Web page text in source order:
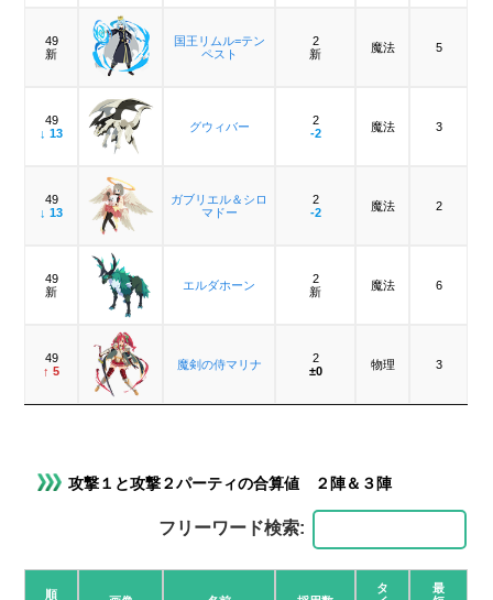
49
新
国王リムル=テン
ペスト
2
新
魔法 5
49
↓ 13
グウィバー
2
-2
魔法 3
49
↓ 13
ガブリエル＆シロ
マドー
2
-2
魔法 2
49
新
エルダホーン
2
新
魔法 6
49
↑ 5
魔剣の侍マリナ
2
±0
物理 3
攻撃１と攻撃２パーティの合算値 ２陣＆３陣
フリーワード検索:
順
タ
最